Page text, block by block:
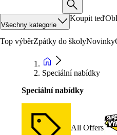
Všechny kategorie
Koupit teď
Top výběrZpátky do školyNovinky
Speciální nabídky
Speciální nabídky
All Offers